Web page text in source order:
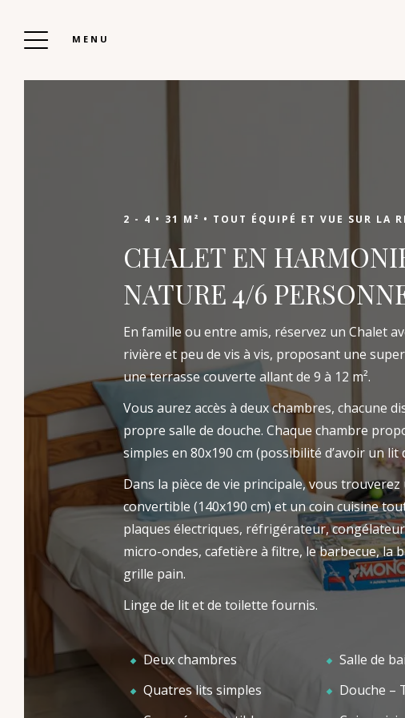
MENU
ACCUEIL LES
Réserver
nombre de personnes et réservez votre
séjour au meilleur prix. Si vous avez besoin
d’informations complémentaires, nous vous
invitons à nous contacter par mail, par
téléphone ou via le formulaire de contact.
Nous n’avons qu’une hâte : vous accueillir
dans ce petit coin de paradis !
2 - 4 • 31 M² • TOUT ÉQUIPÉ ET VUE SUR LA
CHALET EN
NATURE 4/6
En famille ou entre amis, réservez un Chalet
rivière et peu de vis à vis, proposant une
une terrasse couverte allant de 9 à 12 m².
Vous aurez accès à deux chambres, chacune
propre salle de douche. Chaque chambre
simples en 80x190 cm (possibilité d’avoir un lit
Dans la pièce de vie principale, vous trouverez
convertible (140x190 cm) et un coin cuisine
plaques électriques, réfrigérateur,
micro-ondes, cafetière à filtre, le barbecue, la
grille pain.
Linge de lit et de toilette fournis.
Deux chambres
Quatres lits simples
Salle de
Douche –